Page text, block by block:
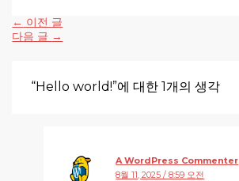
← 이전 글
다음 글 →
“Hello world!”에 대한 1개의 생각
A WordPress Commenter
8월 11, 2025 / 8:59 오전